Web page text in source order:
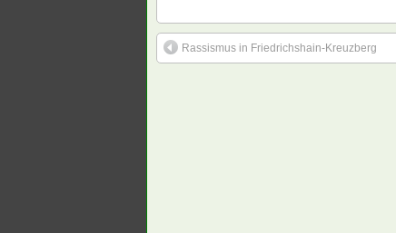
Rassismus in Friedrichshain-Kreuzberg